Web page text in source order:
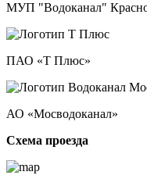
МУП "Водоканал"
ПАО «Т Плюс»
АО «Мосводоканал»
Схема проезда